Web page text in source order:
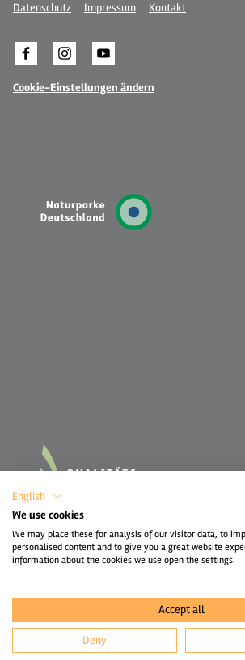
Datenschutz Impressum Kontakt
Cookie-Einstellungen ändern
English
We use cookies
We may place these for analysis of our visitor data, to
personalised content and to give you a great website
information about the cookies we use open the settings.
Accept all
Deny